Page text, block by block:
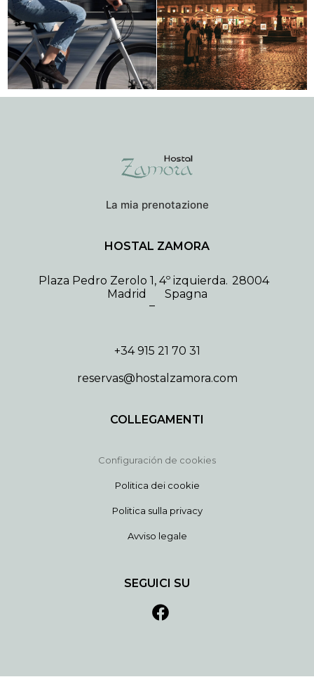
La mia prenotazione
HOSTAL ZAMORA
Plaza Pedro Zerolo 1, 4º izquierda. 28004
Madrid
–
Spagna
+34 915 21 70 31
reservas@hostalzamora.com
COLLEGAMENTI
Configuración de cookies
Politica dei cookie
Politica sulla privacy
Avviso legale
SEGUICI SU